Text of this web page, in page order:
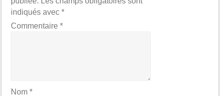
indiqués avec*
Commentaire*
Nom*